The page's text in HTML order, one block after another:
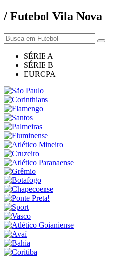
/ Futebol Vila Nova
SÉRIE A
SÉRIE B
EUROPA